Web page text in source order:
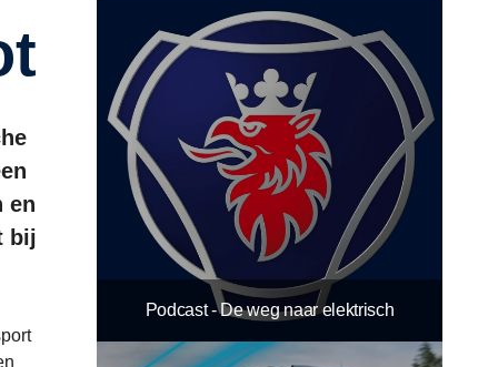
en
bij
Podcast - De weg naar elektrisch